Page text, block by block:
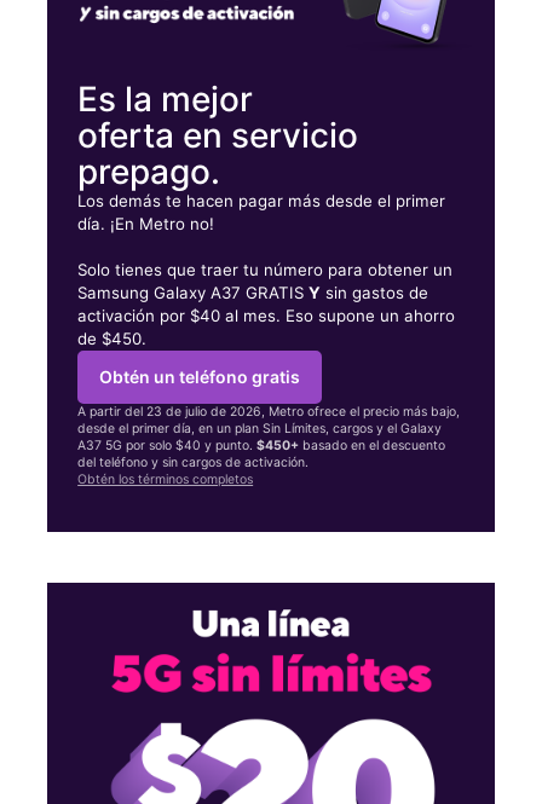
Es la mejor
oferta en servicio
prepago.
Los demás te hacen pagar más desde el primer
día. ¡En Metro no!
Solo tienes que traer tu número para obtener un
Samsung Galaxy A37 GRATISY sin gastos de
activación por $40 al mes. Eso supone un ahorro
de $450.
Obtén un teléfono gratis
A partir del 23 de julio de 2026, Metro ofrece el precio más bajo,
desde el primer día, en un plan Sin Límites, cargos y el Galaxy
A37 5G por solo $40 y punto.$450+ basado en el descuento
del teléfono y sin cargos de activación.
Obtén los términos completos